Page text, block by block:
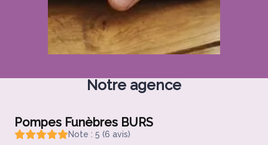
Notre agence
Pompes Funèbres BURS
Note : 5 (6 avis)